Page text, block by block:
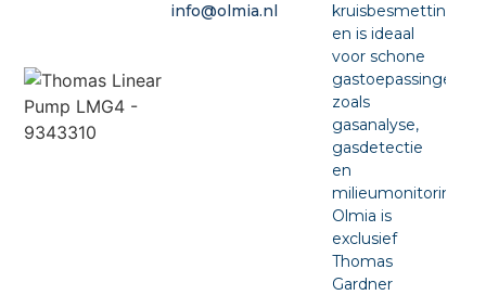
info@olmia.nl
kruisbesmetting
en is ideaal
voor schone
gastoepassingen
zoals
gasanalyse,
gasdetectie
en
milieumonitoring.
Olmia is
exclusief
Thomas
Gardner